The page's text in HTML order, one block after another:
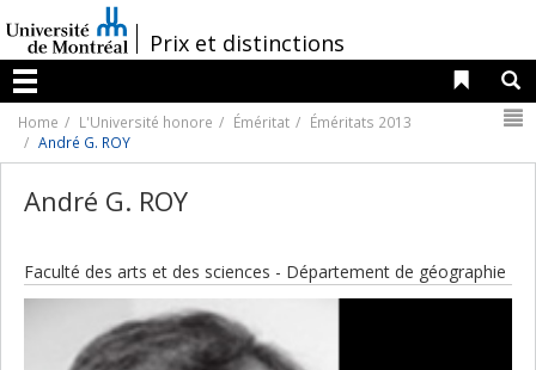
au
contenu
/Prix et distinctions
Menu
Liens
Home L'Université honore Éméritat
Éméritats 2013
André G. ROY
André G. ROY
Faculté des arts et des sciences - Département de géographie